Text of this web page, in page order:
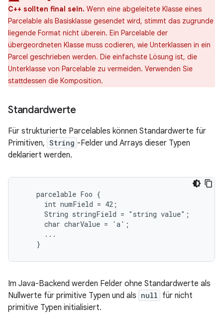
C++ sollten final sein. Wenn eine abgeleitete Klasse eines
Parcelable als Basisklasse gesendet wird, stimmt das zugrunde
liegende Format nicht überein. Ein Parcelable der
übergeordneten Klasse muss codieren, wie Unterklassen in ein
Parcel geschrieben werden. Die einfachste Lösung ist, die
Unterklasse von Parcelable zu vermeiden. Verwenden Sie
stattdessen die Komposition.
Standardwerte
Für strukturierte Parcelables können Standardwerte für
Primitiven, String -Felder und Arrays dieser Typen
deklariert werden.
    parcelable Foo {
      int numField = 42;
      String stringField = "string value";
      char charValue = 'a';
      ...
Im Java-Backend werden Felder ohne Standardwerte als
Nullwerte für primitive Typen und als null für nicht
primitive Typen initialisiert.